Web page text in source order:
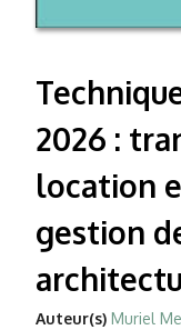
2026 :
location
gestion
Auteur(s) Muriel